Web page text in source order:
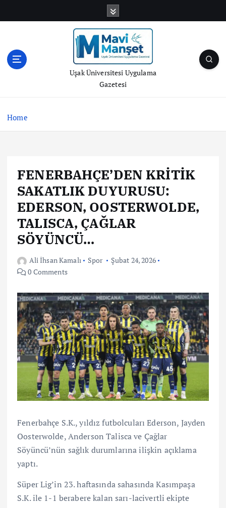
n
Uşak Üniversitesi Uygulama
Gazetesi
Home
FENERBAHÇE’DEN KRİTİK
SAKATLIK DUYURUSU:
EDERSON, OOSTERWOLDE,
TALISCA, ÇAĞLAR
SÖYÜNCÜ…
Ali İhsan Kamalı Spor
Şubat 24, 2026
0 Comments
Fenerbahçe S.K., yıldız futbolcuları Ederson, Jayden
Oosterwolde, Anderson Talisca ve Çağlar
Söyüncü’nün sağlık durumlarına ilişkin açıklama
yaptı.
Süper Lig’in 23. haftasında sahasında Kasımpaşa
S.K. ile 1-1 berabere kalan sarı-lacivertli ekipte